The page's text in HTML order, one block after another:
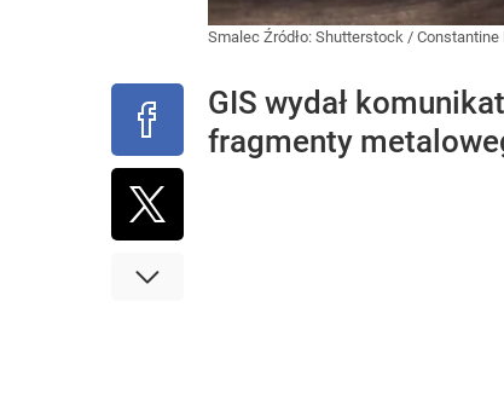
Smalec Źródło: Shutterstock / Constantine
GIS wydał
fragmenty